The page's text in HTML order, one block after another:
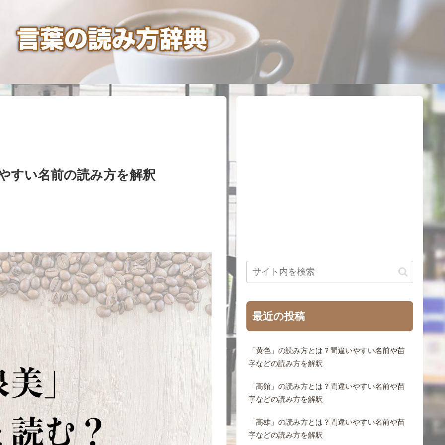
すい名前の読み方を解釈
最近の投稿
「黄色」の読み方とは？間違いやすい名前や苗
字などの読み方を解釈
「高館」の読み方とは？間違いやすい名前や苗
字などの読み方を解釈
「高雄」の読み方とは？間違いやすい名前や苗
字などの読み方を解釈